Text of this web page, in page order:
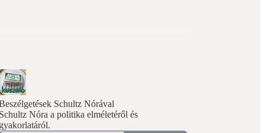
Schultz Nórával
Nóra a politika elméletéről és